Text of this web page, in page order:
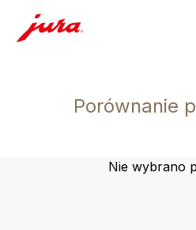
Porównanie
Nie wybrano